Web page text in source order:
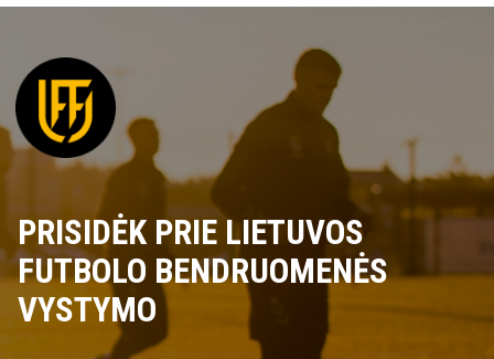
PRISIDĖK PRIE LIETUVOS
FUTBOLO BENDRUOMENĖS
VYSTYMO